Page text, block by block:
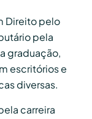
Direito pelo
pela
graduação,
escritórios e
diversas.
carreira